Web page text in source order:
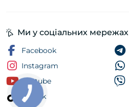
Ми у соціальних мережах
Facebook
Instagram
Youtube
Tik Tok